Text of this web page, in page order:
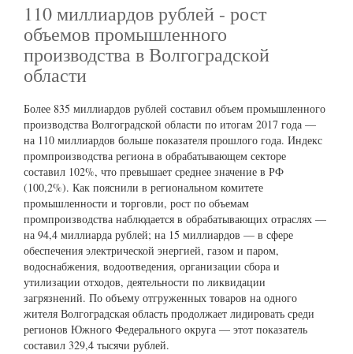
110 миллиардов рублей - рост
объемов промышленного
производства в Волгоградской
области
Более 835 миллиардов рублей составил объем промышленного
производства Волгоградской области по итогам 2017 года —
на 110 миллиардов больше показателя прошлого года. Индекс
промпроизводства региона в обрабатывающем секторе
составил 102%, что превышает среднее значение в РФ
(100,2%). Как пояснили в региональном комитете
промышленности и торговли, рост по объемам
промпроизводства наблюдается в обрабатывающих отраслях —
на 94,4 миллиарда рублей; на 15 миллиардов — в сфере
обеспечения электрической энергией, газом и паром,
водоснабжения, водоотведения, организации сбора и
утилизации отходов, деятельности по ликвидации
загрязнений. По объему отгруженных товаров на одного
жителя Волгоградская область продолжает лидировать среди
регионов Южного Федерального округа — этот показатель
составил 329,4 тысячи рублей.